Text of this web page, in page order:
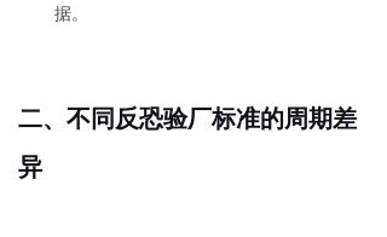
据。
二、不同反恐验厂标准的周期差
异